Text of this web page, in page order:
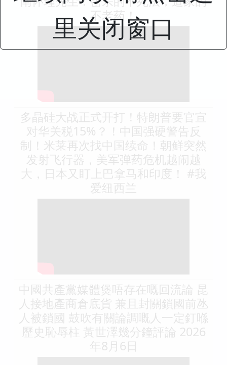
不老药！
多晶硅大战正式开打！特朗普要官宣
对华关税15%？！中国强硬警告反
制！米莱再次找中国续命！朝鲜突然
发射飞行器，美军弹药危机越闹越
大，日本又盯上巴拿马和印度！ #我
爱纽西兰
中國共產黨媒體煲唔存在嘅回流論 昆
人接地產商倉底貨 兼且封關鎖國前氹
人被鎖國 鼓吹有關論調嘅人一定釘喺
歷史恥辱柱 黃世澤幾分鐘評論 2026
年8月6日
里关闭窗口